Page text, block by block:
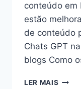
conteúdo em
estão
de conteúdo
Chats GPT
blogs Como
LER MAIS